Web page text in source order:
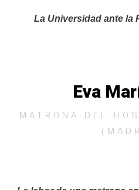
La Universidad ante la
Eva
MATRONA DEL